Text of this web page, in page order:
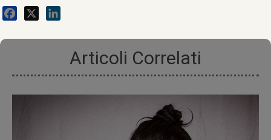
Articoli Correlati